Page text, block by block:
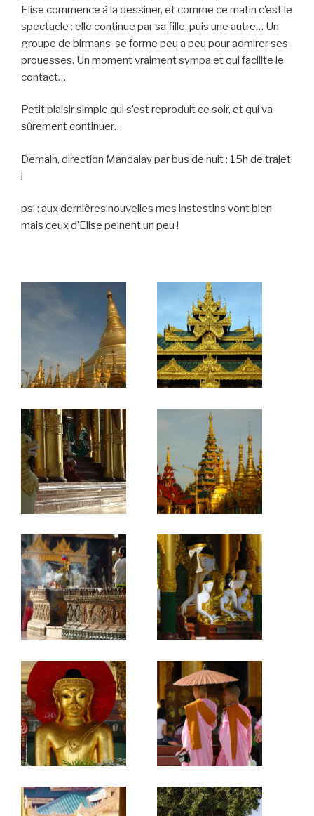
Elise commence à la dessiner, et comme ce matin c’est le
spectacle : elle continue par sa fille, puis une autre… Un
groupe de birmans se forme peu a peu pour admirer ses
prouesses. Un moment vraiment sympa et qui facilite le
contact…
Petit plaisir simple qui s’est reproduit ce soir, et qui va
sûrement continuer…
Demain, direction Mandalay par bus de nuit : 15h de trajet
!
ps : aux dernières nouvelles mes instestins vont bien
mais ceux d’Elise peinent un peu !